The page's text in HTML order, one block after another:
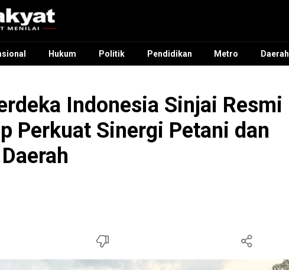
Hukum Politik Pendidikan Metro Daerah
Indonesia Sinjai Resmi
Perkuat Sinergi Petani dan